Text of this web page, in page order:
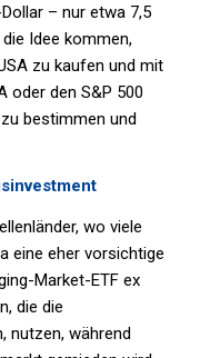
– nur etwa 7,5
Idee kommen,
zu kaufen und mit
oder den S&P 500
bestimmen und
wo viele
eine eher vorsichtige
Market-ETF ex
die die
nutzen, während